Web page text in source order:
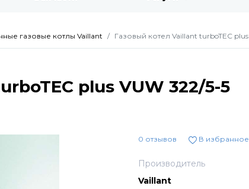
газовые котлы Vaillant Газовый котел Vaillant turboTEC plus
plus VUW 322/5-5
0 отзывов В избранное
Производитель
Vaillant